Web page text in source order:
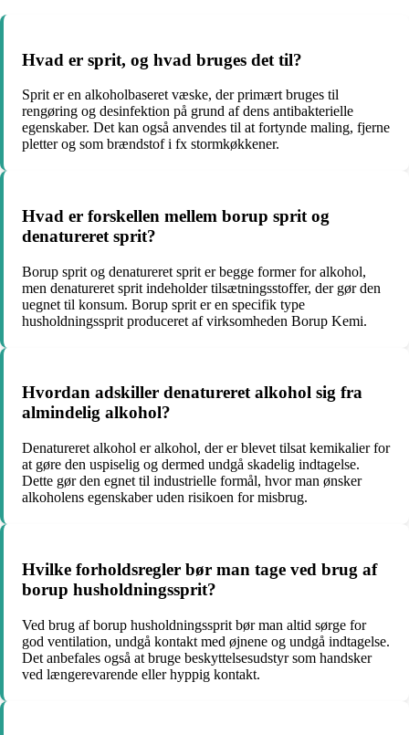
Hvad er sprit, og hvad bruges det til?
Sprit er en alkoholbaseret væske, der primært bruges til
rengøring og desinfektion på grund af dens antibakterielle
egenskaber. Det kan også anvendes til at fortynde maling, fjerne
pletter og som brændstof i fx stormkøkkener.
Hvad er forskellen mellem borup sprit og
denatureret sprit?
Borup sprit og denatureret sprit er begge former for alkohol,
men denatureret sprit indeholder tilsætningsstoffer, der gør den
uegnet til konsum. Borup sprit er en specifik type
husholdningssprit produceret af virksomheden Borup Kemi.
Hvordan adskiller denatureret alkohol sig fra
almindelig alkohol?
Denatureret alkohol er alkohol, der er blevet tilsat kemikalier for
at gøre den uspiselig og dermed undgå skadelig indtagelse.
Dette gør den egnet til industrielle formål, hvor man ønsker
alkoholens egenskaber uden risikoen for misbrug.
Hvilke forholdsregler bør man tage ved brug af
borup husholdningssprit?
Ved brug af borup husholdningssprit bør man altid sørge for
god ventilation, undgå kontakt med øjnene og undgå indtagelse.
Det anbefales også at bruge beskyttelsesudstyr som handsker
ved længerevarende eller hyppig kontakt.